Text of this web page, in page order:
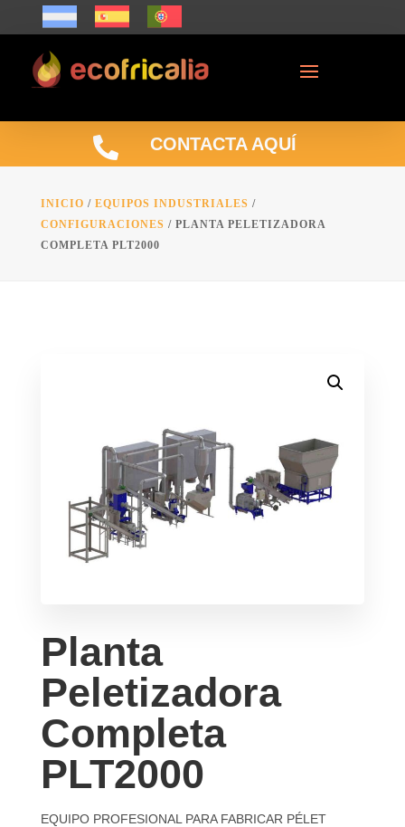
 CONTACTA AQUÍ
INICIO / EQUIPOS INDUSTRIALES /
CONFIGURACIONES / PLANTA PELETIZADORA
COMPLETA PLT2000
Planta
Peletizadora
Completa
PLT2000
EQUIPO PROFESIONAL PARA FABRICAR PÉLET